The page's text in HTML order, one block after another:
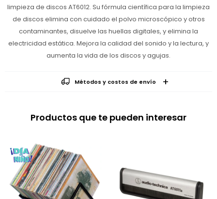
limpieza de discos AT6012. Su fórmula científica para la limpieza
de discos elimina con cuidado el polvo microscópico y otros
contaminantes, disuelve las huellas digitales, y elimina la
electricidad estática. Mejora la calidad del sonido y la lectura, y
aumenta la vida de los discos y agujas.
Métodos y costos de envío
Productos que te pueden interesar